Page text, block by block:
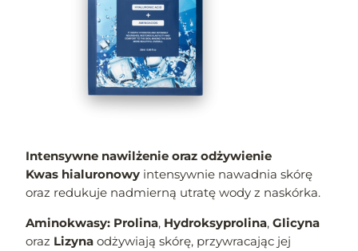
Intensywne nawilżenie oraz odżywienie
Kwas hialuronowy intensywnie nawadnia skórę
oraz redukuje nadmierną utratę wody z naskórka.
Aminokwasy: Prolina, Hydroksyprolina,Glicyna
oraz Lizyna odżywiają skórę, przywracając jej